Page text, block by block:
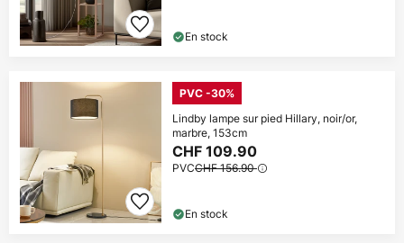
En stock
PVC -30%
Lindby lampe sur pied Hillary, noir/or,
marbre, 153cm
CHF 109.90
PVCCHF 156.90
En stock